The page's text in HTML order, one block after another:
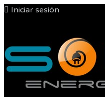
 Iniciar sesión